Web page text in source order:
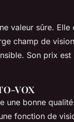
valeur sûre.
champ de
Son prix
VOX
une bonne
fonction de